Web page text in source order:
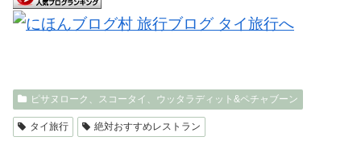
ピサヌローク、スコータイ、ウッタラディット&ペチャブーン
タイ旅行 絶対おすすめレストラン